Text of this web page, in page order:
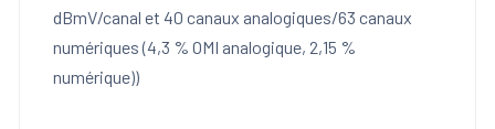
dBmV/canal et 40 canaux analogiques/63 canaux
numériques (4,3 % OMI analogique, 2,15 %
numérique))